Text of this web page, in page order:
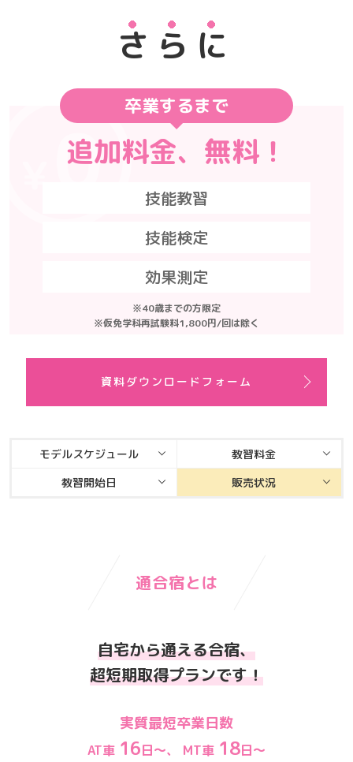
さらに
卒業するまで
追加料金、無料！
技能教習
技能検定
効果測定
※40歳までの方限定
※仮免学科再試験料1,800円/回は除く
資料ダウンロードフォーム
モデルスケジュール
教習料金
教習開始日
販売状況
通合宿とは
自宅から通える合宿、
超短期取得プランです！
実質最短卒業日数
AT車 16日～、 MT車 18日～